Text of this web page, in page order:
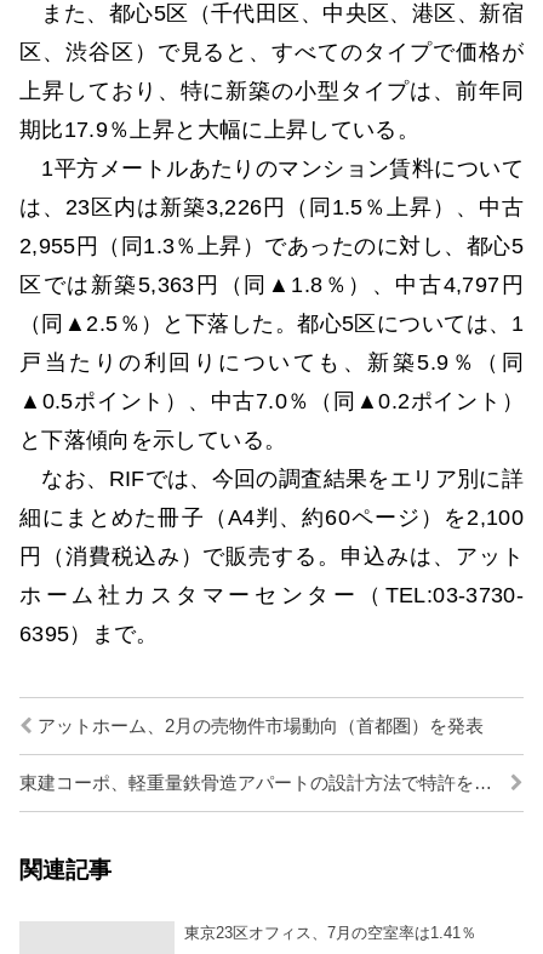
また、都心5区（千代田区、中央区、港区、新宿
区、渋谷区）で見ると、すべてのタイプで価格が
上昇しており、特に新築の小型タイプは、前年同
期比17.9％上昇と大幅に上昇している。
1平方メートルあたりのマンション賃料について
は、23区内は新築3,226円（同1.5％上昇）、中古
2,955円（同1.3％上昇）であったのに対し、都心5
区では新築5,363円（同▲1.8％）、中古4,797円
（同▲2.5％）と下落した。都心5区については、1
戸当たりの利回りについても、新築5.9％（同
▲0.5ポイント）、中古7.0％（同▲0.2ポイント）
と下落傾向を示している。
なお、RIFでは、今回の調査結果をエリア別に詳
細にまとめた冊子（A4判、約60ページ）を2,100
円（消費税込み）で販売する。申込みは、アット
ホーム社カスタマーセンター（TEL:03-3730-
6395）まで。
アットホーム、2月の売物件市場動向（首都圏）を発表
東建コーポ、軽重量鉄骨造アパートの設計方法で特許を取得
関連記事
東京23区オフィス、7月の空室率は1.41％